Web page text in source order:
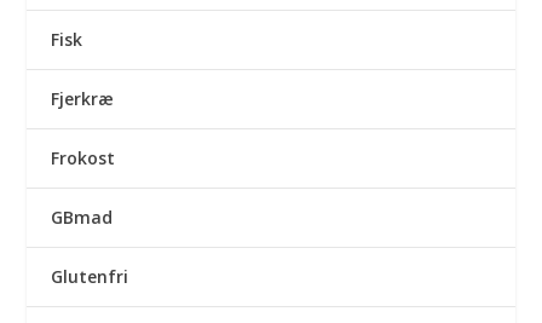
Fisk
Fjerkræ
Frokost
GBmad
Glutenfri